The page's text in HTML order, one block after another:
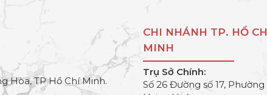
Hòa, TP Hồ Chí Minh.
CHI NHÁNH TP. HỒ
MINH
Trụ Sở Chính:
Số 26 Đường số 17,